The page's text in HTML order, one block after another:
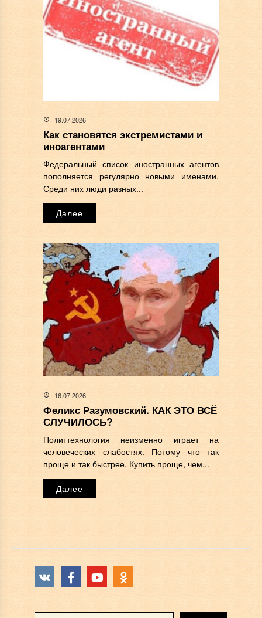
19.07.2026
Как становятся экстремистами и
иноагентами
Федеральный список иностранных агентов
пополняется регулярно новыми именами.
Среди них люди разных...
Далее
16.07.2026
Феликс Разумовский. КАК ЭТО ВСЁ
СЛУЧИЛОСЬ?
Политтехнология неизменно играет на
человеческих слабостях. Потому что так
проще и так быстрее. Купить проще, чем...
Далее